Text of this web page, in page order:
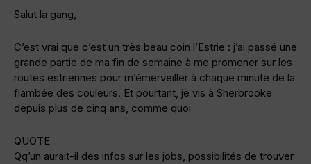
Salut la gang,
C’est vrai que c’est un très beau coin l’Estrie : j’ai passé une
grande partie de ma fin de semaine à me promener sur les
routes estriennes pour m’émerveiller à chaque minute de la
flambée des couleurs. Et pourtant, je vis à Sherbrooke
depuis plus de cinq ans, comme quoi
QUOTE
Qq’un aurait-il des infos sur les jobs, possibilités de trouver